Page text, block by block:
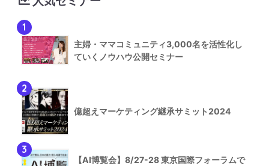
1
主婦・ママコミュニティ3,000名を活性化し
ていくノウハウ公開セミナー
2
億超えマーケティング継承サミット2024
3
【AI博覧会】8/27-28 東京国際フォーラムで